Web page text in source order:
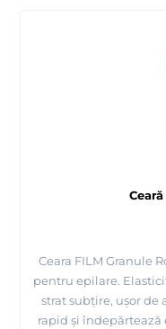
Folie spaciala
Ceara FILM Granule
pentru epilare.
strat subțire, ușor de
rapid și îndepărtează